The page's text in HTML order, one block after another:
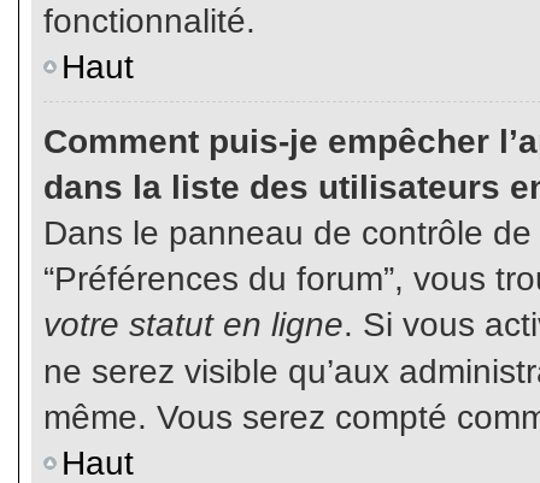
fonctionnalité.
Haut
Comment puis-je empêcher
dans la liste des utilisateurs
Dans le panneau de contrôle
“Préférences du forum”, vous
votre statut en ligne. Si vous
ne serez visible qu’aux
même. Vous serez compté
Haut